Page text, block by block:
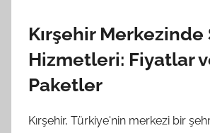
Kırşehir Merkezinde
Hizmetleri: Fiyatlar
Paketler
Kırşehir, Türkiye'nin merkezi bir